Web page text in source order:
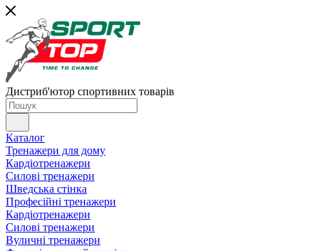
Дистриб'ютор спортивних товарів
Каталог
Тренажери для дому
Кардіотренажери
Силові тренажери
Шведська стінка
Професійні тренажери
Кардіотренажери
Силові тренажери
Вуличні тренажери